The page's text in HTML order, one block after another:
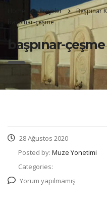
Projeler
Beşpınar
başpınar-çeşme
başpınar-çeşme
28 Ağustos 2020
Posted by: Muze Yonetimi
Categories:
Yorum yapılmamış